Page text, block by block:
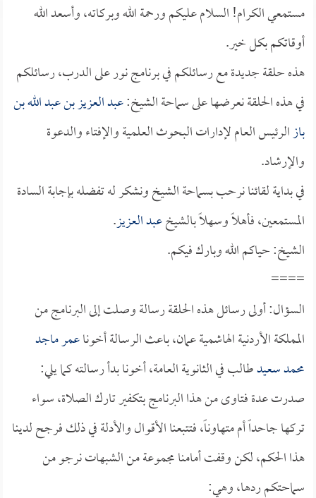
مستمعي الكرام! السلام عليكم ورحمة الله وبركاته، وأسعد الله
أوقاتكم بكل خير.
هذه حلقة جديدة مع رسائلكم في برنامج نور على الدرب، رسائلكم
في هذه الحلقة نعرضها على سماحة الشيخ:عبد العزيز بن عبد الله بن
بازالرئيس العام لإدارات البحوث العلمية والإفتاء والدعوة
والإرشاد.
في بداية لقائنا نرحب بسماحة الشيخ ونشكر له تفضله بإجابة السادة
المستمعين، فأهلاً وسهلاً بالشيخعبد العزيز.
الشيخ: حياكم الله وبارك فيكم.
====
السؤال: أولى رسائل هذه الحلقة رسالة وصلت إلى البرنامج من
المملكة الأردنية الهاشمية عمان، باعث الرسالة أخوناعمر ماجد
محمد سعيدطالب في الثانوية العامة، أخونا بدأ رسالته كما يلي:
صدرت عدة فتاوى من هذا البرنامج بتكفير تارك الصلاة، سواء
تركها جاحداً أم متهاوناً، فتتبعنا الأقوال والأدلة في ذلك فرجح لدينا
هذا الحكم، لكن وقفت أمامنا مجموعة من الشبهات نرجو من
سماحتكم ردها، وهي: